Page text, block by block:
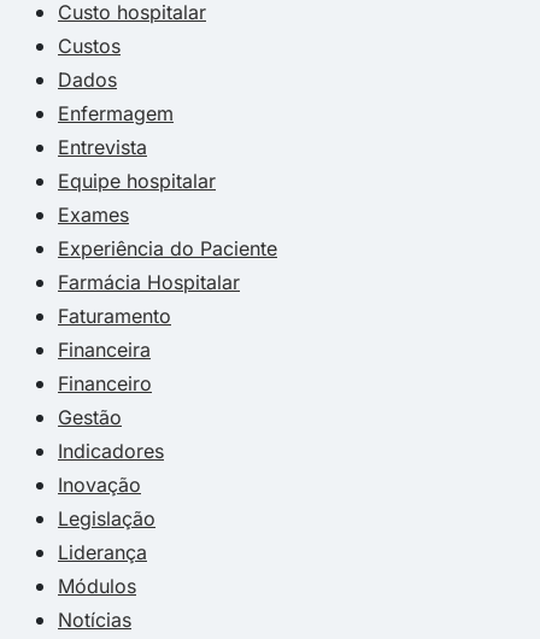
Custo hospitalar
Custos
Dados
Enfermagem
Entrevista
Equipe hospitalar
Exames
Experiência do Paciente
Farmácia Hospitalar
Faturamento
Financeira
Financeiro
Gestão
Indicadores
Inovação
Legislação
Liderança
Módulos
Notícias